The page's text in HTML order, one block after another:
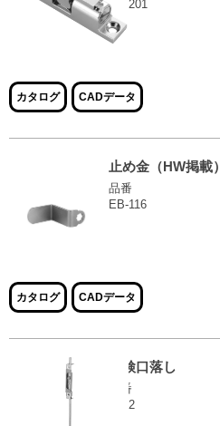
SC-201
カタログ CADデータ
止め金（HW掲載）
品番
EB-116
カタログ CADデータ
点検口落し
品番
EE-2